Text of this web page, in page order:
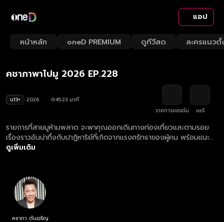
แอป
หน้าหลัก oneD PREMIUM ดูทีวีสด ละครแนวตั้
Loaded:
1.53%
Rate
คชาภาพาไปมู 2026 EP.228
น13+ 2026
0:45:23 นาที
รายการของฉัน
แชร์
รายการที่สายมูห้ามพลาด จะพาคุณออกเดินทางท่องเที่ยวและตามรอย
เรื่องราวอันน่าทึ่งกับปาฏิหาริย์ที่เกิดจากแรงศรัทธาของผู้คน พร้อมแนะนำ
ทริคการมูที่ถูกต้อง ให้ปังไปด้วยกัน พร้อมกับ มดดำ คชาภา ดูย้อนหลัง
ดูเพิ่มเติม
คชาภา ตันเจริญ